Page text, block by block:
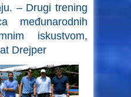
– Drugi trening
međunarodnih
iskustvom,
Drejper